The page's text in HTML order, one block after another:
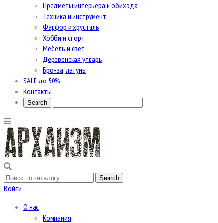
Предметы интерьера и обихода
Техника и инструмент
Фарфор и хрусталь
Хобби и спорт
Мебель и свет
Деревенская утварь
Бронза, латунь
SALE до 50%
Контакты
Войти
О нас
Компания